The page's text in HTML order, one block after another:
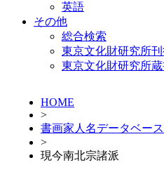
英語
その他
総合検索
東京文化財研究所
東京文化財研究所蔵
HOME
>
書画家人名データベー
>
現今南北宗諸派